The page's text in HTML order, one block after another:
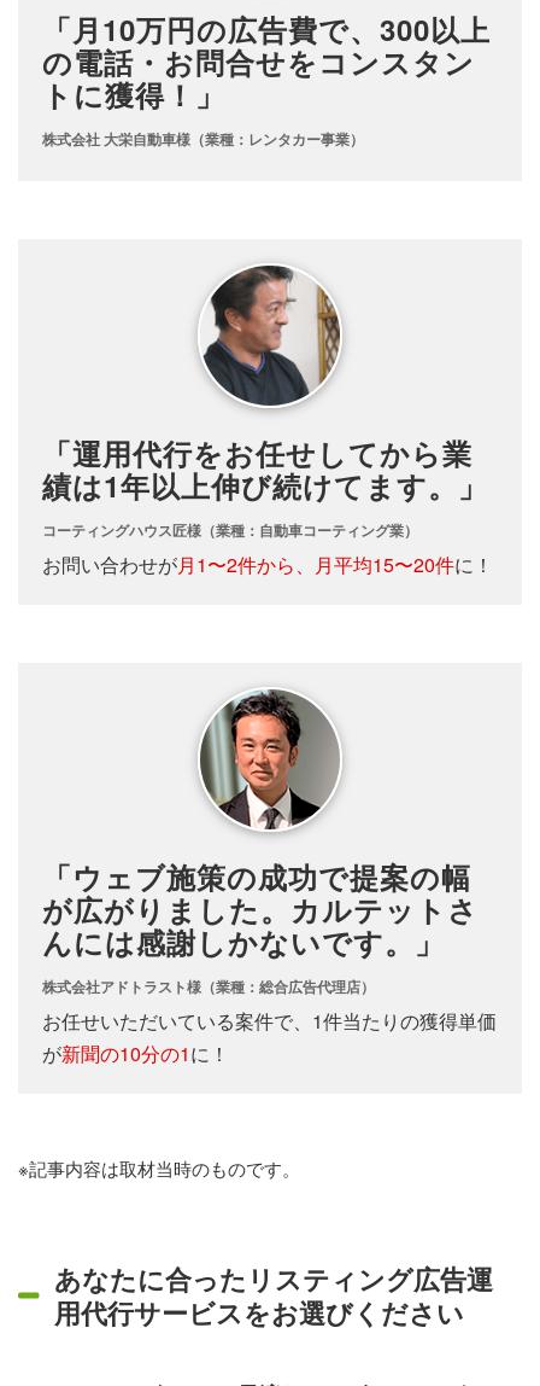
「月10万円の広告費で、300以上
の電話・お問合せをコンスタン
トに獲得！」
株式会社 大栄自動車様（業種：レンタカー事業）
「運用代行をお任せしてから業
績は1年以上伸び続けてます。」
コーティングハウス匠様（業種：自動車コーティング業）
お問い合わせが月1〜2件から、月平均15〜20件に！
「ウェブ施策の成功で提案の幅
が広がりました。カルテットさ
んには感謝しかないです。」
株式会社アドトラスト様（業種：総合広告代理店）
お任せいただいている案件で、1件当たりの獲得単価
が新聞の10分の1に！
※記事内容は取材当時のものです。
あなたに合ったリスティング広告運
用代行サービスをお選びください